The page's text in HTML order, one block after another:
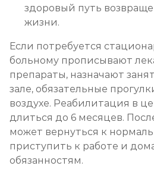
здоровый путь
жизни.
Если потребуется
больному прописывают
препараты, назначают
зале, обязательные
воздухе. Реабилитация в
длиться до 6 месяцев.
может вернуться к
приступить к работе и
обязанностям.